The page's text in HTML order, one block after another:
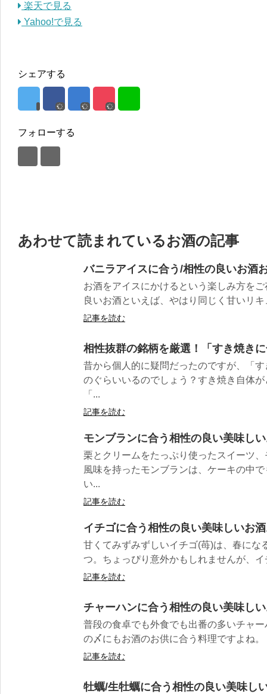
楽天で見る
Yahoo!で見る
シェアする
フォローする
あわせて読まれているお酒の記事
バニラアイスに合う/相性の良いお酒
お酒をアイスにかけるという楽しみ方を
良いお酒といえば、やはり同じく甘いリ
記事を読む
相性抜群の銘柄を厳選！「すき焼き
昔から個人的に疑問だったのですが、「
のぐらいいるのでしょう？すき焼き自体
「...
記事を読む
モンブランに合う相性の良い美味し
栗とクリームをたっぷり使ったスイーツ
風味を持ったモンブランは、ケーキの中
い...
記事を読む
イチゴに合う相性の良い美味しいお
甘くてみずみずしいイチゴ(苺)は、春にな
つ。ちょっぴり意外かもしれませんが、
記事を読む
チャーハンに合う相性の良い美味し
普段の食卓でも外食でも出番の多いチャ
の〆にもお酒のお供に合う料理ですよね
記事を読む
牡蠣/生牡蠣に合う相性の良い美味し